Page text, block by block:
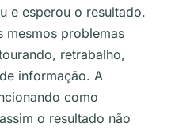
e esperou o resultado.
mesmos problemas
retrabalho,
informação. A
como
o resultado não